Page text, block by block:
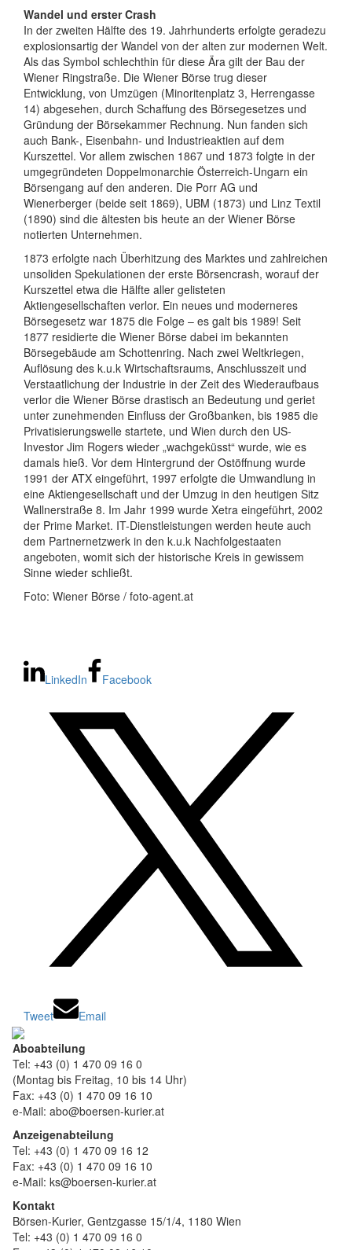
Wandel und erster Crash
In der zweiten Hälfte des 19. Jahrhunderts erfolgte geradezu
explosionsartig der Wandel von der alten zur modernen Welt.
Als das Symbol schlechthin für diese Ära gilt der Bau der
Wiener Ringstraße. Die Wiener Börse trug dieser
Entwicklung, von Umzügen (Minoritenplatz 3, Herrengasse
14) abgesehen, durch Schaffung des Börsegesetzes und
Gründung der Börsekammer Rechnung. Nun fanden sich
auch Bank-, Eisenbahn- und Industrieaktien auf dem
Kurszettel. Vor allem zwischen 1867 und 1873 folgte in der
umgegründeten Doppelmonarchie Österreich-Ungarn ein
Börsengang auf den anderen. Die Porr AG und
Wienerberger (beide seit 1869), UBM (1873) und Linz Textil
(1890) sind die ältesten bis heute an der Wiener Börse
notierten Unternehmen.
1873 erfolgte nach Überhitzung des Marktes und zahlreichen
unsoliden Spekulationen der erste Börsencrash, worauf der
Kurszettel etwa die Hälfte aller gelisteten
Aktiengesellschaften verlor. Ein neues und moderneres
Börsegesetz war 1875 die Folge – es galt bis 1989! Seit
1877 residierte die Wiener Börse dabei im bekannten
Börsegebäude am Schottenring. Nach zwei Weltkriegen,
Auflösung des k.u.k Wirtschaftsraums, Anschlusszeit und
Verstaatlichung der Industrie in der Zeit des Wiederaufbaus
verlor die Wiener Börse drastisch an Bedeutung und geriet
unter zunehmenden Einfluss der Großbanken, bis 1985 die
Privatisierungswelle startete, und Wien durch den US-
Investor Jim Rogers wieder „wachgeküsst“ wurde, wie es
damals hieß. Vor dem Hintergrund der Ostöffnung wurde
1991 der ATX eingeführt, 1997 erfolgte die Umwandlung in
eine Aktiengesellschaft und der Umzug in den heutigen Sitz
Wallnerstraße 8. Im Jahr 1999 wurde Xetra eingeführt, 2002
der Prime Market. IT-Dienstleistungen werden heute auch
dem Partnernetzwerk in den k.u.k Nachfolgestaaten
angeboten, womit sich der historische Kreis in gewissem
Sinne wieder schließt.
Foto: Wiener Börse / foto-agent.at
LinkedIn Facebook
Tweet Email
Aboabteilung
Tel: +43 (0) 1 470 09 16 0
(Montag bis Freitag, 10 bis 14 Uhr)
Fax: +43 (0) 1 470 09 16 10
e-Mail: abo@boersen-kurier.at
Anzeigenabteilung
Tel: +43 (0) 1 470 09 16 12
Fax: +43 (0) 1 470 09 16 10
e-Mail: ks@boersen-kurier.at
Kontakt
Börsen-Kurier, Gentzgasse 15/1/4, 1180 Wien
Tel: +43 (0) 1 470 09 16 0